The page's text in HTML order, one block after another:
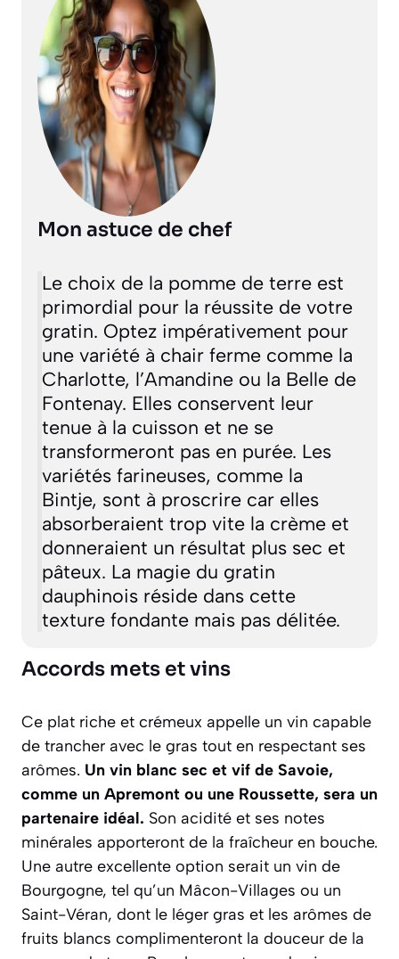
Mon astuce de chef
Le choix de la pomme de terre est
primordial pour la réussite de votre
gratin. Optez impérativement pour
une variété à chair ferme comme la
Charlotte, l’Amandine ou la Belle de
Fontenay. Elles conservent leur
tenue à la cuisson et ne se
transformeront pas en purée. Les
variétés farineuses, comme la
Bintje, sont à proscrire car elles
absorberaient trop vite la crème et
donneraient un résultat plus sec et
pâteux. La magie du gratin
dauphinois réside dans cette
texture fondante mais pas délitée.
Accords mets et vins
Ce plat riche et crémeux appelle un vin capable
de trancher avec le gras tout en respectant ses
arômes. Un vin blanc sec et vif de Savoie,
comme un Apremont ou une Roussette, sera un
partenaire idéal. Son acidité et ses notes
minérales apporteront de la fraîcheur en bouche.
Une autre excellente option serait un vin de
Bourgogne, tel qu’un Mâcon-Villages ou un
Saint-Véran, dont le léger gras et les arômes de
fruits blancs complimenteront la douceur de la